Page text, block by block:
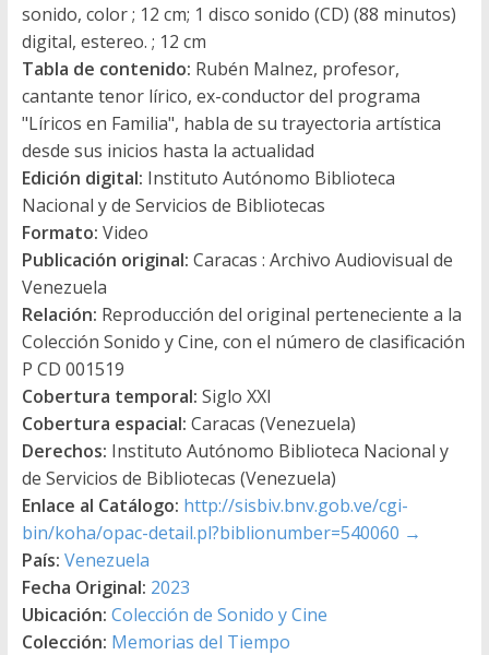
sonido, color ; 12 cm; 1 disco sonido (CD) (88 minutos)
digital, estereo. ; 12 cm
Tabla de contenido: Rubén Malnez, profesor,
cantante tenor lírico, ex-conductor del programa
"Líricos en Familia", habla de su trayectoria artística
desde sus inicios hasta la actualidad
Edición digital: Instituto Autónomo Biblioteca
Nacional y de Servicios de Bibliotecas
Formato: Video
Publicación original: Caracas : Archivo Audiovisual de
Venezuela
Relación: Reproducción del original perteneciente a la
Colección Sonido y Cine, con el número de clasificación
P CD 001519
Cobertura temporal: Siglo XXI
Cobertura espacial: Caracas (Venezuela)
Derechos: Instituto Autónomo Biblioteca Nacional y
de Servicios de Bibliotecas (Venezuela)
Enlace al Catálogo: http://sisbiv.bnv.gob.ve/cgi-
bin/koha/opac-detail.pl?biblionumber=540060 →
País: Venezuela
Fecha Original: 2023
Ubicación: Colección de Sonido y Cine
Colección: Memorias del Tiempo